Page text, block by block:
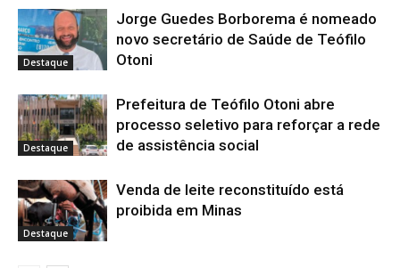
Destaque
Jorge Guedes Borborema é nomeado
novo secretário de Saúde de Teófilo
Otoni
Destaque
Prefeitura de Teófilo Otoni abre
processo seletivo para reforçar a rede
de assistência social
Destaque
Venda de leite reconstituído está
proibida em Minas